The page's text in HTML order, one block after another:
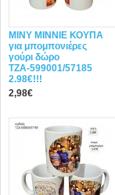
MINY ΜΙΝΝΙΕ ΚΟΥΠΑ
για μπομπονιέρες
γούρι δώρο
ΤΖΑ-599001/57185
2.98€!!!
2,98€